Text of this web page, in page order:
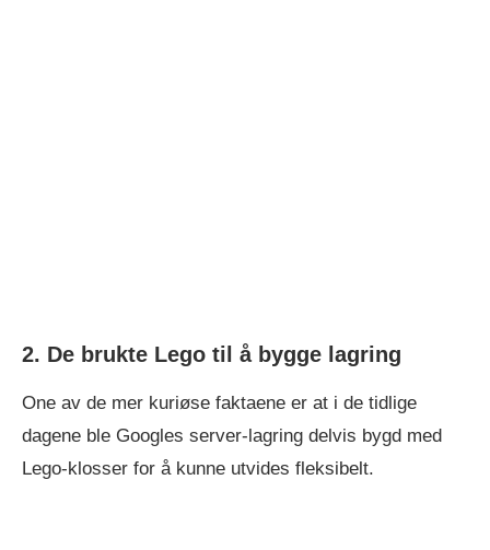
2. De brukte Lego til å bygge lagring
One av de mer kuriøse faktaene er at i de tidlige
dagene ble Googles server-lagring delvis bygd med
Lego-klosser for å kunne utvides fleksibelt.